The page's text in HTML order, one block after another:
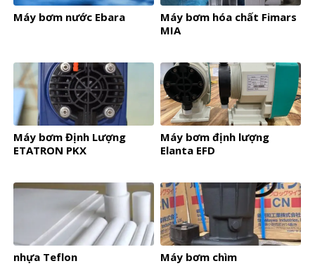
Máy bơm nước Ebara
Máy bơm hóa chất Fimars
MIA
Máy bơm Định Lượng
ETATRON PKX
Máy bơm định lượng
Elanta EFD
nhựa Teflon Máy bơm chìm